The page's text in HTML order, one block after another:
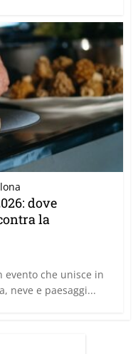
dove
la
evento che unisce in
neve e paesaggi...